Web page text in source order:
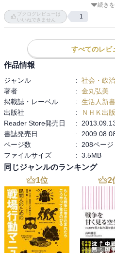
も壊すのではなく、イノベーショ
趣があって良い。田舎は田舎らし
本当の意味で「地産地消」ではなく
徹底してやることが大切だという筆
これを読んで思ったことは、
まちづくり・まちおこしは第一に
やる気にさせるかであって、
ら進めていくことは有効なんだろ
その際の仕掛け、さらには対外的に
て、
この本に書いてあることは参考にな
続き
ブクログレビューは
いいねできません
1
すべてのレビ
作品情報
ジャンル : 社会・政
著者
: 金丸弘美
掲載誌・レーベル
: 生活人新書
出版社
:
ＮＨＫ出版
Reader Store発売日
:
書誌発売日
:
ページ数
:
208ページ
ファイルサイズ
: 3.5MB
同じジャンルのランキング
1位 2